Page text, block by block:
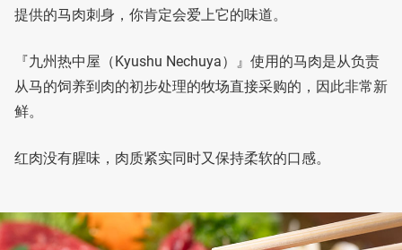
提供的马肉刺身，你肯定会爱上它的味道。
『九州热中屋（Kyushu Nechuya）』使用的马肉是从负责
从马的饲养到肉的初步处理的牧场直接采购的，因此非常新
鲜。
红肉没有腥味，肉质紧实同时又保持柔软的口感。